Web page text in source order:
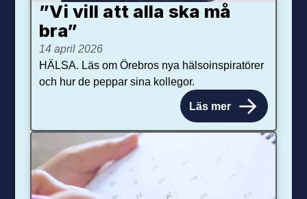
”Vi vill att alla ska må
bra”
14 april 2026
HÄLSA. Läs om Örebros nya hälsoinspiratörer
och hur de peppar sina kollegor.
Läs mer